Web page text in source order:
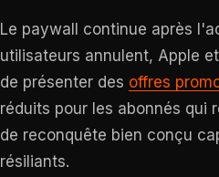
Le paywall continue après
utilisateurs annulent, Apple
de présenter des offres
réduits pour les abonnés qui
de reconquête bien conçu
résiliants.